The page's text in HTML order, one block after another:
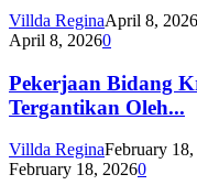
Villda ReginaApril 8, 2026
April 8, 20260
Pekerjaan Bidang
Tergantikan Oleh...
Villda ReginaFebruary
February 18, 20260